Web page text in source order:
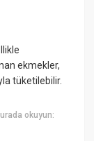
ekmekler,
tüketilebilir.
okuyun: